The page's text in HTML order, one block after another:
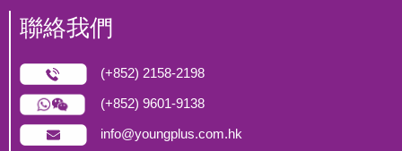
聯絡我們
(+852) 2158-2198
(+852) 9601-9138
info@youngplus.com.hk